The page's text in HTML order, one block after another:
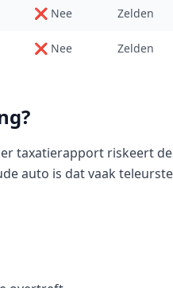
❌ Nee Zelden
❌ Nee Zelden
taxatierapport riskeert de
auto is dat vaak